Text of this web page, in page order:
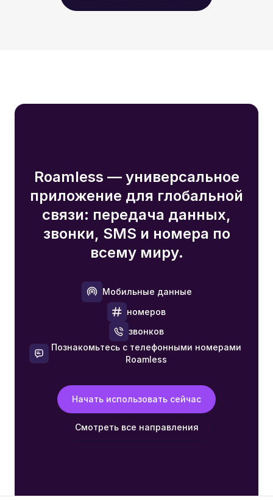
Roamless — универсальное
приложение для глобальной
связи: передача данных,
звонки, SMS и номера по
всему миру.
Мобильные данные
номеров
звонков
Познакомьтесь с телефонными номерами
Roamless
Начать использовать сейчас
Смотреть все направления